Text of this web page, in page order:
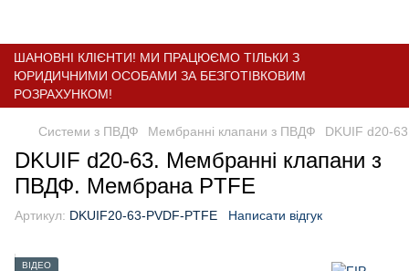
ШАНОВНІ КЛІЄНТИ! МИ ПРАЦЮЄМО ТІЛЬКИ З
ЮРИДИЧНИМИ ОСОБАМИ ЗА БЕЗГОТІВКОВИМ
РОЗРАХУНКОМ!
Системи з ПВДФ Мембранні клапани з ПВДФ DKUIF d20-
DKUIF d20-63. Мембранні клапани з
ПВДФ. Мембрана PTFE
Артикул: DKUIF20-63-PVDF-PTFE Написати відгук
ВІДЕО